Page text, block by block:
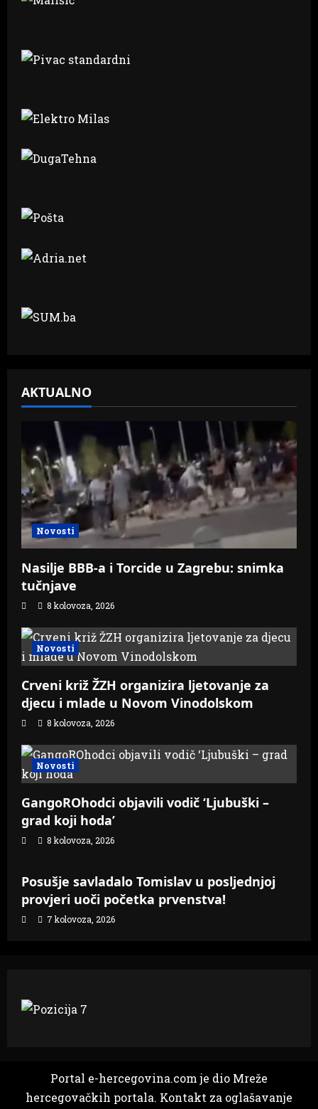
AKTUALNO
Novosti
Nasilje BBB-a i Torcide u Zagrebu: snimka
tučnjave
8 kolovoza, 2026
Novosti
Crveni križ ŽZH organizira ljetovanje za
djecu i mlade u Novom Vinodolskom
8 kolovoza, 2026
Novosti
GangoROhodci objavili vodič ‘Ljubuški –
grad koji hoda’
8 kolovoza, 2026
Samo Hercegovina
Posušje savladalo Tomislav u posljednjoj
provjeri uoči početka prvenstva!
7 kolovoza, 2026
Portal e-hercegovina.com je dio Mreže
hercegovačkih portala. Kontakt za oglašavanje